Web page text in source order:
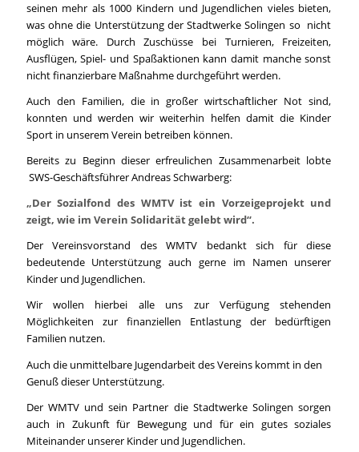
seinen mehr als 1000 Kindern und Jugendlichen vieles bieten,
was ohne die Unterstützung der Stadtwerke Solingen so nicht
möglich wäre. Durch Zuschüsse bei Turnieren, Freizeiten,
Ausflügen, Spiel- und Spaßaktionen kann damit manche sonst
nicht finanzierbare Maßnahme durchgeführt werden.
Auch den Familien, die in großer wirtschaftlicher Not sind,
konnten und werden wir weiterhin helfen damit die Kinder
Sport in unserem Verein betreiben können.
Bereits zu Beginn dieser erfreulichen Zusammenarbeit lobte
SWS-Geschäftsführer Andreas Schwarberg:
„Der Sozialfond des WMTV ist ein Vorzeigeprojekt und
zeigt, wie im Verein Solidarität gelebt wird“.
Der Vereinsvorstand des WMTV bedankt sich für diese
bedeutende Unterstützung auch gerne im Namen unserer
Kinder und Jugendlichen.
Wir wollen hierbei alle uns zur Verfügung stehenden
Möglichkeiten zur finanziellen Entlastung der bedürftigen
Familien nutzen.
Auch die unmittelbare Jugendarbeit des Vereins kommt in den
Genuß dieser Unterstützung.
Der WMTV und sein Partner die Stadtwerke Solingen sorgen
auch in Zukunft für Bewegung und für ein gutes soziales
Miteinander unserer Kinder und Jugendlichen.